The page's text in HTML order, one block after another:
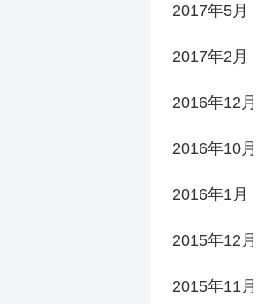
2017年5月
2017年2月
2016年12月
2016年10月
2016年1月
2015年12月
2015年11月